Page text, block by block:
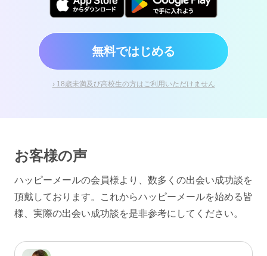
無料ではじめる
› 18歳未満及び高校生の方はご利用いただけません
お客様の声
ハッピーメールの会員様より、数多くの出会い成功談を
頂戴しております。
これからハッピーメールを始める皆
様、実際の出会い成功談を是非参考にしてください。